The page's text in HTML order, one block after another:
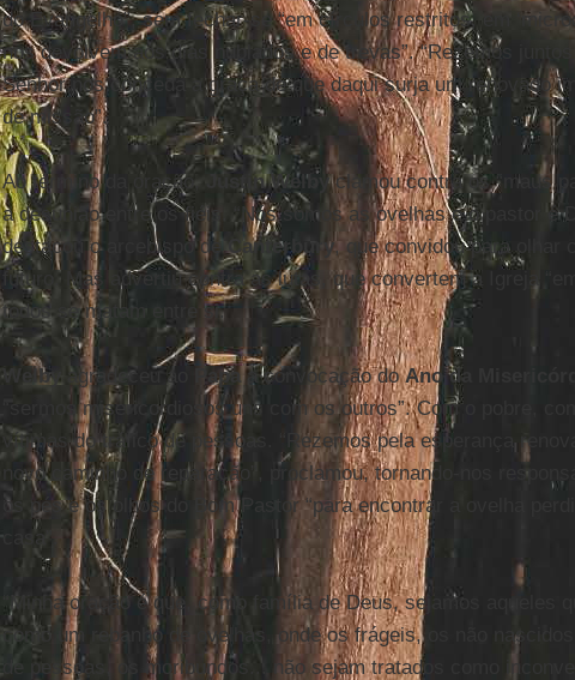
do Evangelho”, sem fechar-se “em círculos restritos, em
nos devolvem aos dias nublados e de trevas”. “Rezemos
Senhor nos conceda a graça de que daqui surja um renovado
de missão”.
Ao término da oração, Justin Welbyclamou contra os “maus
a desunião entre os fiéis. “Nós somos as ovelhas e o pastor é
destacou o arcebispo de Canterbury, que convidou para olhar
futuro. Mas advertiu contra as lutas, que convertem a Igreja
todos se matam entre si.
Welbyagradeceu ao Papaa convocação doAno da
“sermos misericordiosos uns com os outros”. Com o pobre,
vítimas do tráfico de pessoas. “Rezemos pela esperança
novo caminho de reparação”, proclamou, tornando-nos
os pés e os olhos do Bom Pastor “para encontrar a ovelha
casa”.
“Minha oração é que, como família de Deus, sejamos aqueles
como um rebanho de ovelhas, onde os frágeis, os não
de pessoas, os moribundos... não sejam tratados como